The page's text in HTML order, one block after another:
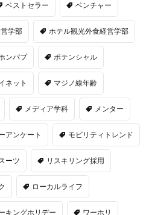
ベストセラー ベンチャー
学部 ホテル観光外食経営学部
ンバプ ポテンシャル
ネット マジノ線年齢
メディア学科 メンター
アンケート モビリティトレンド
ーツ リスキリング採用
ローカルライフ
キングホリデー ワーホリ